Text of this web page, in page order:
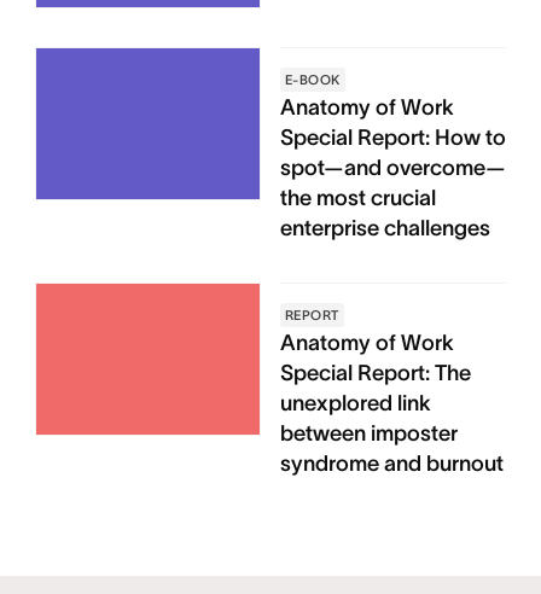
E-BOOK
Anatomy of Work
Special Report: How to
spot—and overcome—
the most crucial
enterprise challenges
REPORT
Anatomy of Work
Special Report: The
unexplored link
between imposter
syndrome and burnout